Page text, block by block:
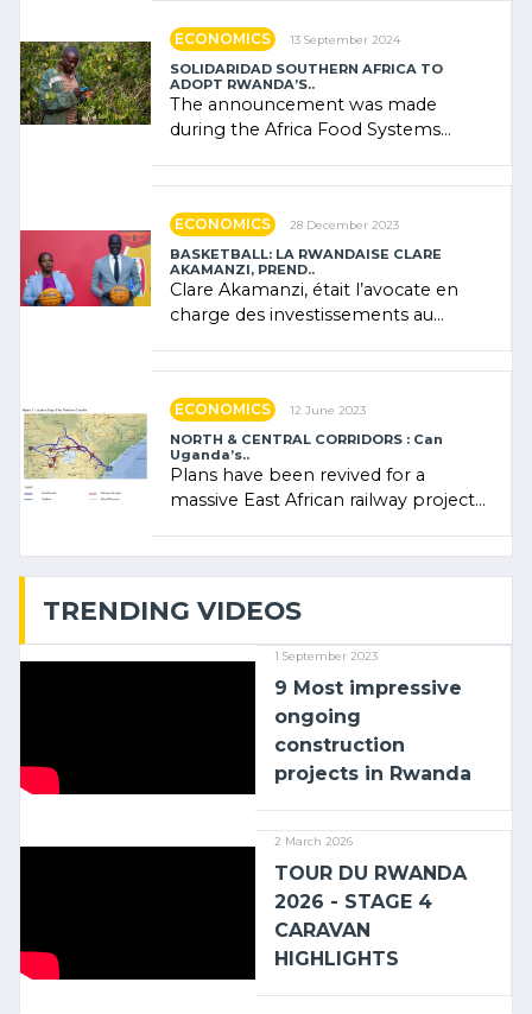
ECONOMICS 13 September 2024
SOLIDARIDAD SOUTHERN AFRICA TO
ADOPT RWANDA’S..
The announcement was made
during the Africa Food Systems
ECONOMICS 28 December 2023
BASKETBALL: LA RWANDAISE CLARE
AKAMANZI, PREND..
Clare Akamanzi, était l’avocate en
charge des investissements au
ECONOMICS 12 June 2023
NORTH & CENTRAL CORRIDORS : Can
Uganda’s..
Plans have been revived for a
massive East African railway project
TRENDING VIDEOS
1 September 2023
9 Most impressive
ongoing
construction
projects in Rwanda
2 March 2026
TOUR DU RWANDA
2026 - STAGE 4
CARAVAN
HIGHLIGHTS